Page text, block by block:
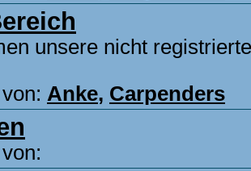
unsere nicht
Anke, Carpenders